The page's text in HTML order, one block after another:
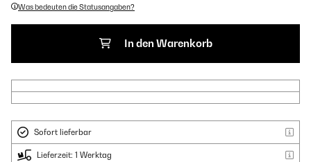
Was bedeuten die Statusangaben?
In den Warenkorb
Sofort lieferbar
Lieferzeit: 1 Werktag